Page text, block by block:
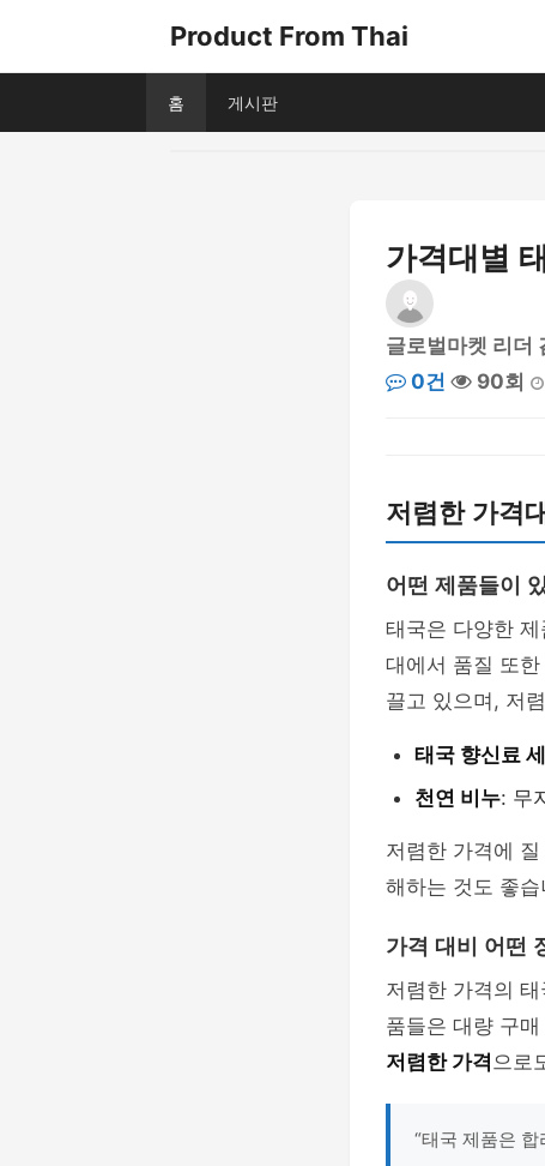
Product From Thai
홈 게시판
가격대별
글로벌마켓 리더
0건
90회
저렴한 가격
어떤 제품들이
태국은 다양한
대에서 품질 또
끌고 있으며, 저
태국 향신료
천연 비누: 무
저렴한 가격에
해하는 것도 좋습
가격 대비 어떤
저렴한 가격의
품들은 대량 구
저렴한 가격으로
“태국 제품은